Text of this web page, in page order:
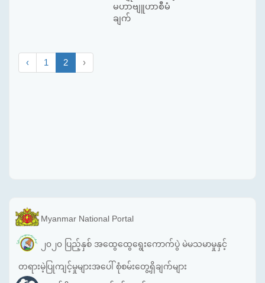
မဟာဗျူဟာစီမံ
ချက်
‹ 1 2 ›
Myanmar National Portal
၂၀၂၀ ပြည့်နှစ် အထွေထွေရွေးကောက်ပွဲ မဲမသမာမှုနှင့်
တရားမဲ့ပြုကျင့်မှုများအပေါ် စုံစမ်းတွေ့ရှိချက်များ